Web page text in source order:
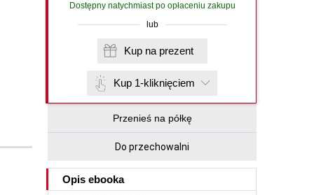
Dostępny natychmiast po opłaceniu zakupu
lub
Kup na prezent
Kup 1-kliknięciem
Przenieś na półkę
Do przechowalni
Opis ebooka